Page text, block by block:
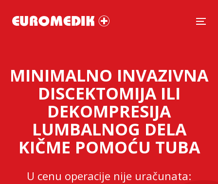
MINIMALNO INVAZIVNA
DISCEKTOMIJA ILI
DEKOMPRESIJA
LUMBALNOG DELA
KIČME POMOĆU TUBA
U cenu operacije nije uračunata: